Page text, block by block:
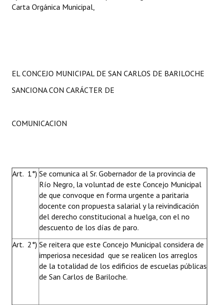
Carta Orgánica Municipal,
EL CONCEJO MUNICIPAL DE SAN CARLOS DE BARILOCHE
SANCIONA CON CARÁCTER DE
COMUNICACION
Art. 1°) Se comunica al Sr. Gobernador de la provincia de
Río Negro, la voluntad de este Concejo Municipal
de que convoque en forma urgente a paritaria
docente con propuesta salarial y la reivindicación
del derecho constitucional a huelga, con el no
descuento de los días de paro.
Art. 2°) Se reitera que este Concejo Municipal considera de
imperiosa necesidad que se realicen los arreglos
de la totalidad de los edificios de escuelas públicas
de San Carlos de Bariloche.